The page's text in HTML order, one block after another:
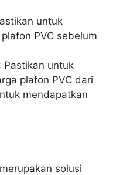
untuk
PVC sebelum
Pastikan untuk
plafon PVC dari
mendapatkan
solusi